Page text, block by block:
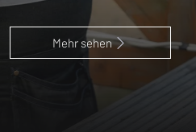
Mehr sehen